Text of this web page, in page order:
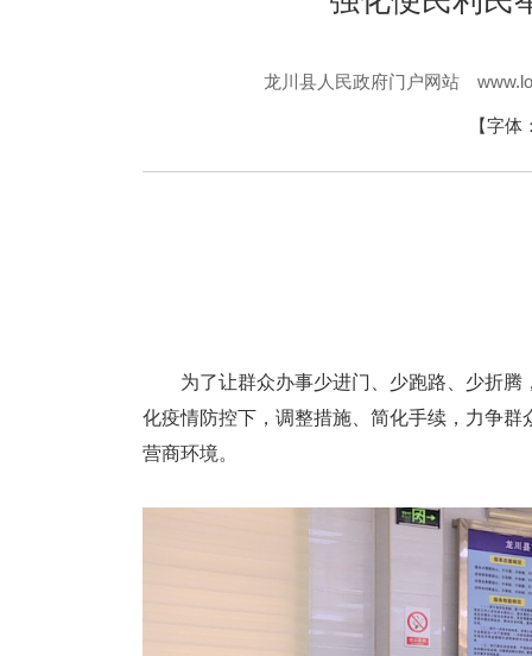
龙川县人民政府门户网站
【字体
为了让群众办事少进门、少跑路、少折腾
化疫情防控下，调整措施、简化手续，力争群
营商环境。